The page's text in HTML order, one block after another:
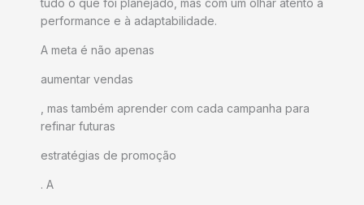
performance e à adaptabilidade.
A meta é não apenas
aumentar vendas
, mas também aprender com cada campanha para
refinar futuras
estratégias de promoção
. A